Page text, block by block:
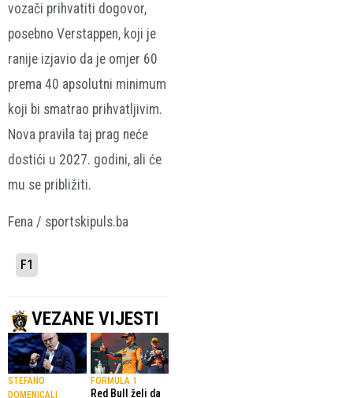
vozači prihvatiti dogovor,
posebno Verstappen, koji je
ranije izjavio da je omjer 60
prema 40 apsolutni minimum
koji bi smatrao prihvatljivim.
Nova pravila taj prag neće
dostići u 2027. godini, ali će
mu se približiti.
Fena / sportskipuls.ba
F1
VEZANE VIJESTI
STEFANO
DOMENICALI
FORMULA 1
Red Bull želi da